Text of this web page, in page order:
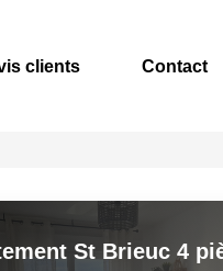
clients Contact
St Brieuc 4